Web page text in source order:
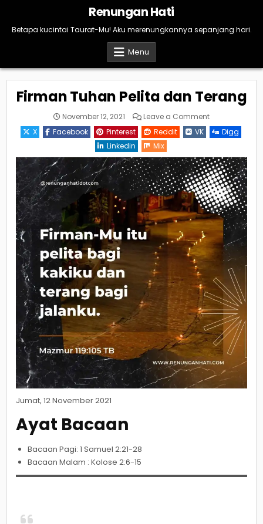
content
Renungan Hati
Betapa kucintai Taurat-Mu! Aku merenungkannya sepanjang hari.
Menu
Firman Tuhan Pelita dan Terang
November 12, 2021 Leave a Commenton
Tuhan
Pelita
X Facebook Pinterest Reddit VK
Digg
Linkedin
Mix
Jumat, 12 November 2021
Ayat Bacaan
Bacaan Pagi: 1 Samuel 2:21-28
Bacaan Malam : Kolose 2:6-15